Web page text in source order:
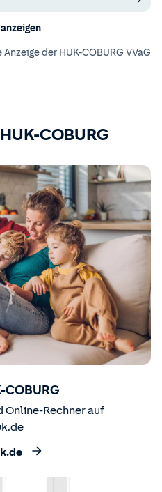
Anzeige der HUK-COBURG VVaG
COBURG
COBURG
Online-Rechner auf